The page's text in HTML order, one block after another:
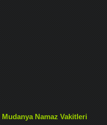
Mudanya Namaz Vakitleri